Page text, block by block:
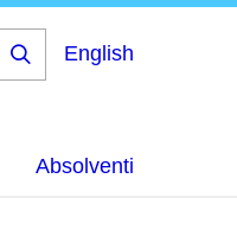
English
Absolventi